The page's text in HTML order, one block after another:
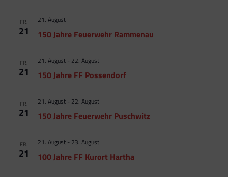
FR.
21 150 Jahre Feuerwehr Rammenau
21. August
FR.
21 150 Jahre FF Possendorf
21. August- 22. August
FR.
21 150 Jahre Feuerwehr Puschwitz
21. August- 22. August
FR.
21 100 Jahre FF Kurort Hartha
21. August- 23. August